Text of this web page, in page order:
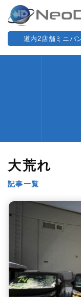
道内2店舗ミニバ
大荒れ
記事一覧